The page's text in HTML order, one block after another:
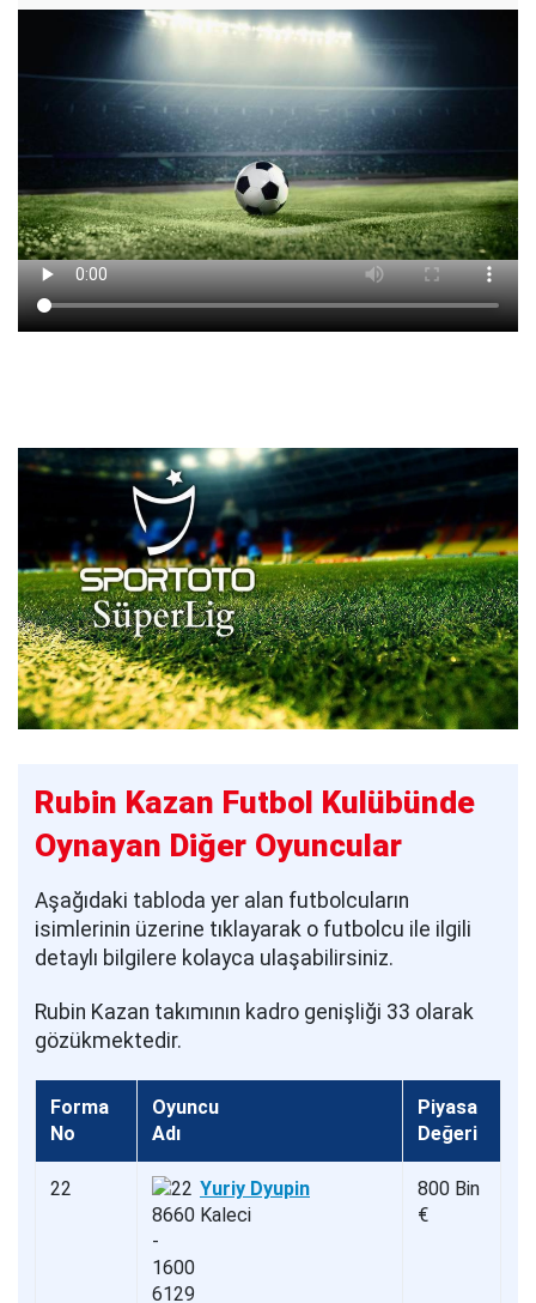
Rubin Kazan Futbol Kulübünde
Oynayan Diğer Oyuncular
Aşağıdaki tabloda yer alan futbolcuların
isimlerinin üzerine tıklayarak o futbolcu ile ilgili
detaylı bilgilere kolayca ulaşabilirsiniz.
Rubin Kazan takımının kadro genişliği 33 olarak
gözükmektedir.
Forma
No
Oyuncu
Adı
Piyasa
Değeri
22
Yuriy Dyupin
Kaleci
800 Bin
€